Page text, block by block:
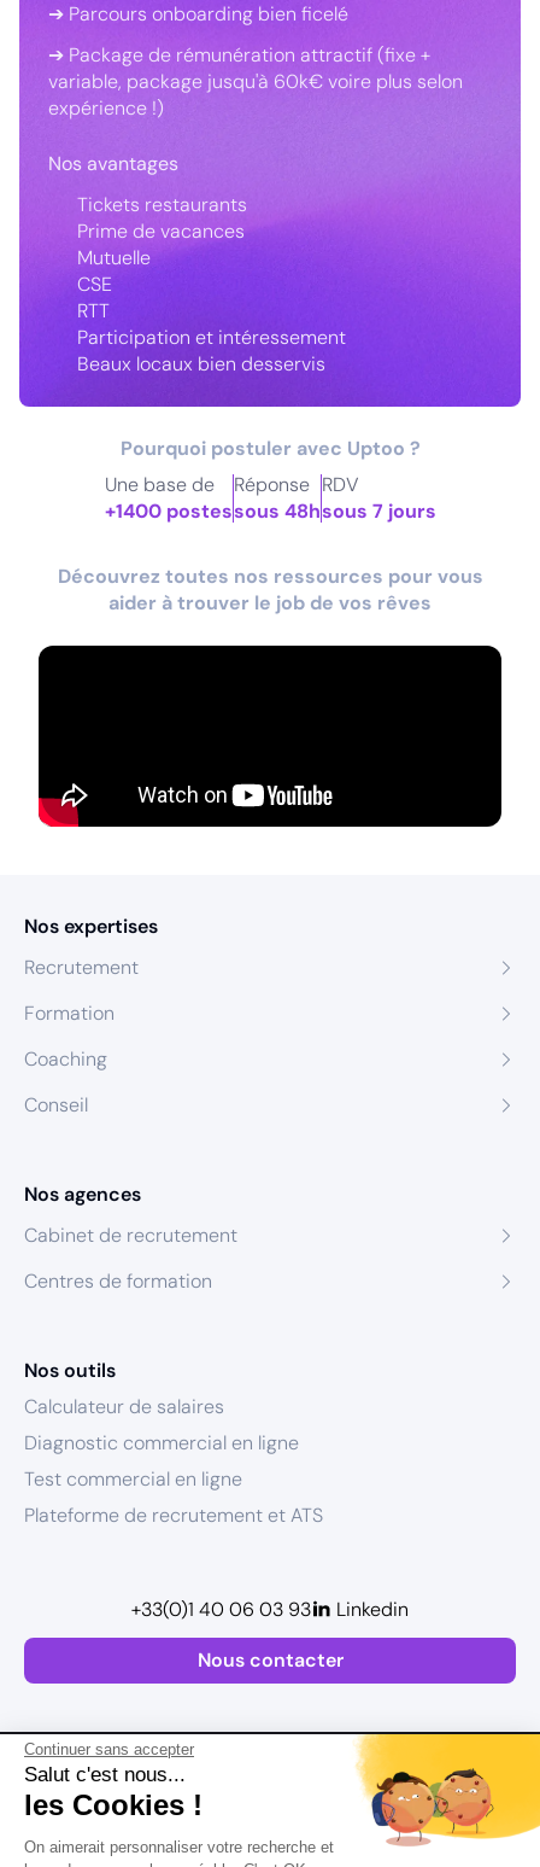
Continuer sans accepter
Salut c'est nous...
les Cookies !
On aimerait personnaliser votre recherche et
➔ Parcours onboarding bien ficelé
➔ Package de rémunération attractif (fixe +
variable, package jusqu'à 60k€ voire plus selon
expérience !)
Nos avantages
Tickets restaurants
Prime de vacances
Mutuelle
CSE
RTT
Participation et intéressement
Beaux locaux bien desservis
Pourquoi postuler avec Uptoo ?
Une base de
+1400 postes
Réponse
sous 48h
RDV
sous 7 jours
Découvrez toutes nos ressources pour vous
aider à trouver le job de vos rêves
Nos expertises
Recrutement
Formation
Coaching
Conseil
Nos agences
Cabinet de recrutement
Centres de formation
Nos outils
Calculateur de salaires
Diagnostic commercial en ligne
Test commercial en ligne
Plateforme de recrutement et ATS
Nous contacter
+33(0)1 40 06 03 93 Linkedin
Plan de site